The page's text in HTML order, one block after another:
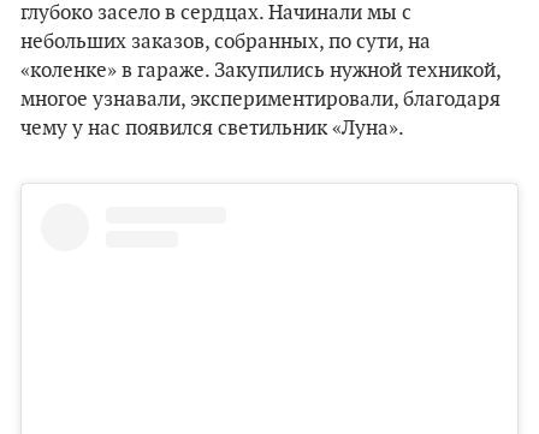
глубоко засело в сердцах. Начинали мы с
небольших заказов, собранных, по сути, на
«коленке» в гараже. Закупились нужной техникой,
многое узнавали, экспериментировали, благодаря
чему у нас появился светильник «Луна».